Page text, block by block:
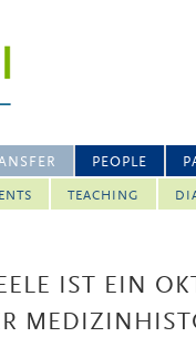
TEACHING
PEOPLE
IST EIN